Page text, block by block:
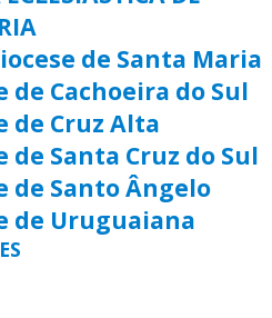
de Santa Maria
de Cachoeira do Sul
de Cruz Alta
de Santa Cruz do Sul
de Santo Ângelo
de Uruguaiana